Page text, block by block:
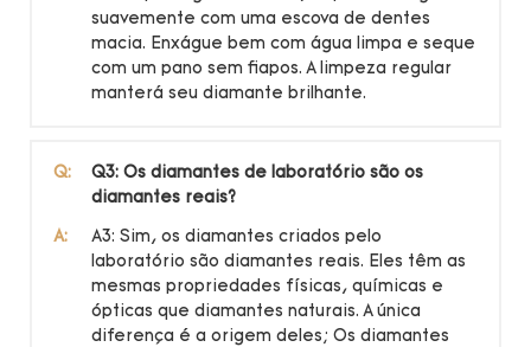
suavemente com uma escova de dentes
macia. Enxágue bem com água limpa e seque
com um pano sem fiapos. A limpeza regular
manterá seu diamante brilhante.
Q:
Q3: Os diamantes de laboratório são os
diamantes reais?
A:
A3: Sim, os diamantes criados pelo
laboratório são diamantes reais. Eles têm as
mesmas propriedades físicas, químicas e
ópticas que diamantes naturais. A única
diferença é a origem deles; Os diamantes